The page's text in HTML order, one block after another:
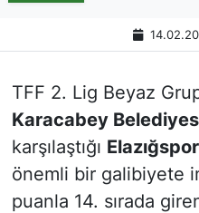
TFF 2. Lig Beyaz
Karacabey
karşılaştığı Elazığspor
önemli bir galibiyete
puanla 14. sırada